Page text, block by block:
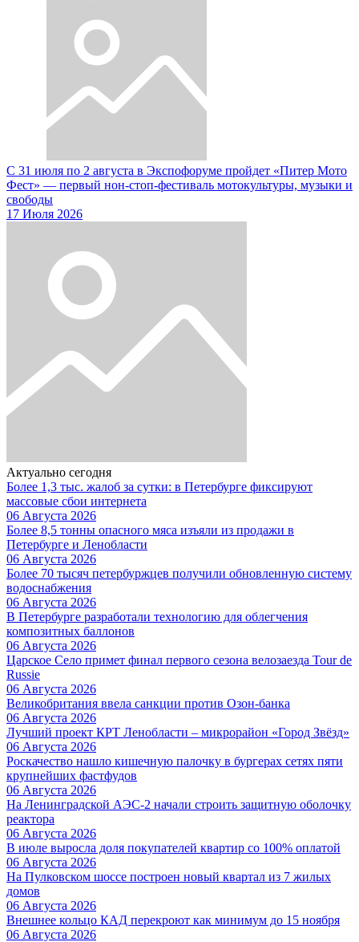
С 31 июля по 2 августа в Экспофоруме пройдет «Питер Мото
Фест» — первый нон-стоп-фестиваль мотокультуры, музыки и
свободы
17 Июля 2026
Актуально сегодня
Более 1,3 тыс. жалоб за сутки: в Петербурге фиксируют
массовые сбои интернета
06 Августа 2026
Более 8,5 тонны опасного мяса изъяли из продажи в
Петербурге и Ленобласти
06 Августа 2026
Более 70 тысяч петербуржцев получили обновленную систему
водоснабжения
06 Августа 2026
В Петербурге разработали технологию для облегчения
композитных баллонов
06 Августа 2026
Царское Село примет финал первого сезона велозаезда Tour de
Russie
06 Августа 2026
Великобритания ввела санкции против Озон-банка
06 Августа 2026
Лучший проект КРТ Ленобласти – микрорайон «Город Звёзд»
06 Августа 2026
Роскачество нашло кишечную палочку в бургерах сетях пяти
крупнейших фастфудов
06 Августа 2026
На Ленинградской АЭС-2 начали строить защитную оболочку
реактора
06 Августа 2026
В июле выросла доля покупателей квартир со 100% оплатой
06 Августа 2026
На Пулковском шоссе построен новый квартал из 7 жилых
домов
06 Августа 2026
Внешнее кольцо КАД перекроют как минимум до 15 ноября
06 Августа 2026